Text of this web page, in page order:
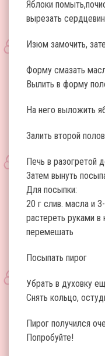
Яблоки
вырезать
Изюм замочить,
Форму смазать
Вылить в форму
На него выложить
Залить второй
Печь в разогретой
Затем вынуть
Для посыпки:
20 г слив. масла и
растереть руками в
перемешать
Посыпать пирог
Убрать в духовку
Снять кольцо,
Пирог получился
Попробуйте!